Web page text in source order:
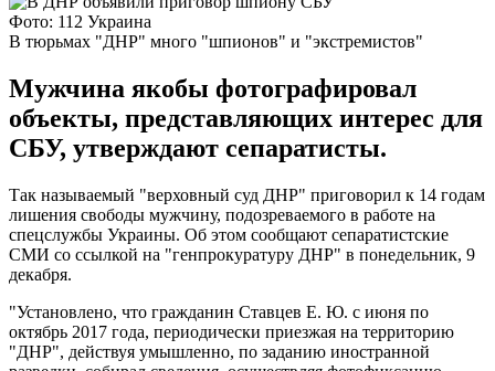
Фото: 112 Украина
В тюрьмах "ДНР" много "шпионов" и "экстремистов"
Мужчина якобы фотографировал
объекты, представляющих интерес для
СБУ, утверждают сепаратисты.
Так называемый "верховный суд ДНР" приговорил к 14 годам
лишения свободы мужчину, подозреваемого в работе на
спецслужбы Украины. Об этом сообщают сепаратистские
СМИ со ссылкой на "генпрокуратуру ДНР" в понедельник, 9
декабря.
"Установлено, что гражданин Ставцев Е. Ю. с июня по
октябрь 2017 года, периодически приезжая на территорию
"ДНР", действуя умышленно, по заданию иностранной